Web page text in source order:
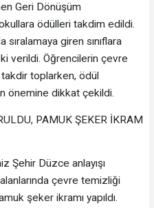
Geri Dönüşüm
ödülleri takdim edildi.
sıralamaya giren sınıflara
verildi. Öğrencilerin çevre
toplarken, ödül
önemine dikkat çekildi.
PAMUK ŞEKER İKRAM
Şehir Düzce anlayışı
çevre temizliği
şeker ikramı yapıldı.